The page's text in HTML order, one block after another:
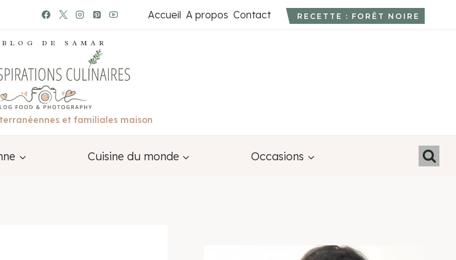
Accueil A propos Contact RECETTE : FORÊT NOIRE
DE SAMAR
et familiales maison
Cuisine du monde Occasions